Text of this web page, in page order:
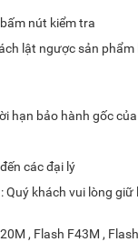
nút kiểm tra
lật ngược sản
hạn bảo hành gốc
các đại lý
Quý khách vui lòng
, Flash F43M ,